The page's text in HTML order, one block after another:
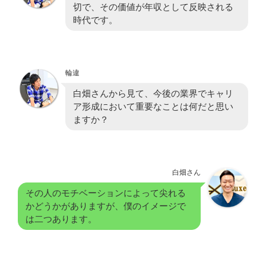
切で、その価値が年収として反映される
時代です。
輪違
白畑さんから見て、今後の業界でキャリ
ア形成において重要なことは何だと思い
ますか？
白畑さん
その人のモチベーションによって尖れる
かどうかがありますが、僕のイメージで
は二つあります。